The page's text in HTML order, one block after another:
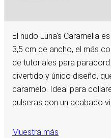
El nudo Luna's Caramella
3,5 cm de ancho, el más
de tutoriales para
divertido y único diseño,
caramelo. Ideal para
pulseras con un acabado
Muestra más